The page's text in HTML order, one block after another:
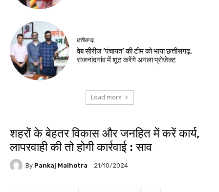
छत्तीसगढ़
वेब सीरीज ‘पंचायत’ की टीम को भाया छत्तीसगढ़,
राजनांदगांव में शूट करेंगे अगला प्रोजेक्ट
Load more
शहरों के बेहतर विकास और जनहित में करें कार्य,
लापरवाही की तो होगी कार्रवाई : साव
By Pankaj Malhotra 21/10/2024